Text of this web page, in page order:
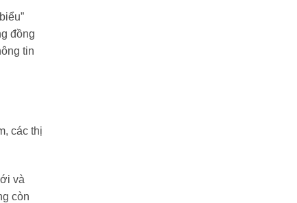
đồng
tin
các thị
và
còn